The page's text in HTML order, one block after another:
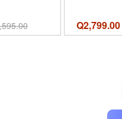
Q2,799.00